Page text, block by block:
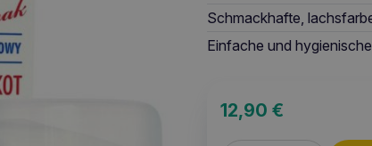
Schmackhafte,
Einfache und
12,90€